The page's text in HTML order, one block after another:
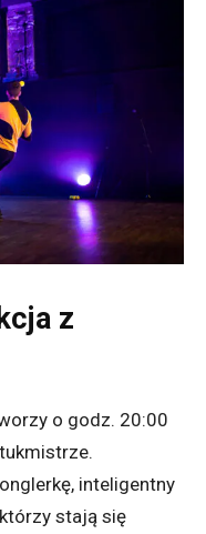
z
o godz. 20:00
inteligentny
stają się